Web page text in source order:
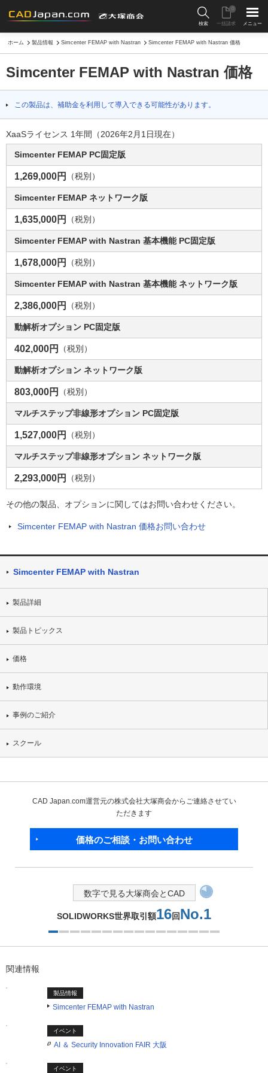
検索 一括請求
0
メニュー
ホーム 製品情報 Simcenter FEMAP with Nastran Simcenter FEMAP with Nastran 価格
Simcenter FEMAP with Nastran 価格
この製品は、補助金を利用して導入できる可能性があります。
XaaSライセンス 1年間（2026年2月1日現在）
Simcenter FEMAP PC固定版
1,269,000円 （税別）
Simcenter FEMAP ネットワーク版
1,635,000円 （税別）
Simcenter FEMAP with Nastran 基本機能 PC固定版
1,678,000円 （税別）
Simcenter FEMAP with Nastran 基本機能 ネットワーク版
2,386,000円 （税別）
動解析オプション PC固定版
402,000円 （税別）
動解析オプション ネットワーク版
803,000円 （税別）
マルチステップ非線形オプション PC固定版
1,527,000円 （税別）
マルチステップ非線形オプション ネットワーク版
2,293,000円 （税別）
その他の製品、オプションに関してはお問い合わせください。
Simcenter FEMAP with Nastran 価格お問い合わせ
Simcenter FEMAP with Nastran
製品詳細
製品トピックス
価格
動作環境
事例のご紹介
スクール
CAD Japan.com運営元の株式会社大塚商会からご連絡させてい
ただきます
価格のご相談・お問い合わせ
数字で見る大塚商会とCAD
SOLIDWORKS世界取引額16回No.1
関連情報
製品情報
Simcenter FEMAP with Nastran
イベント
AI ＆ Security Innovation FAIR 大阪
イベント